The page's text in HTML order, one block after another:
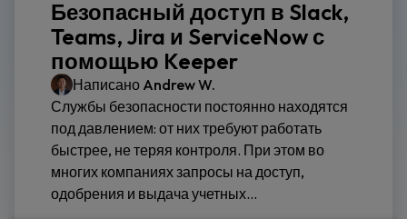
Безопасный доступ в Slack,
Teams, Jira и ServiceNow с
помощью Keeper
Написано Andrew W.
Службы безопасности постоянно находятся
под давлением: от них требуют работать
быстрее, не теряя контроля. При этом во
многих компаниях запросы на доступ,
одобрения и выдача учетных...